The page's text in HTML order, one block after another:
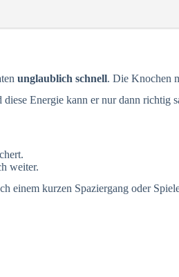
unglaublich schnell. Die Knochen
Energie kann er nur dann richtig
weiter.
einem kurzen Spaziergang oder